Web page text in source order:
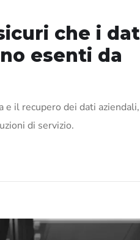
che i
esenti da
e il recupero dei dati aziendali,
di servizio.